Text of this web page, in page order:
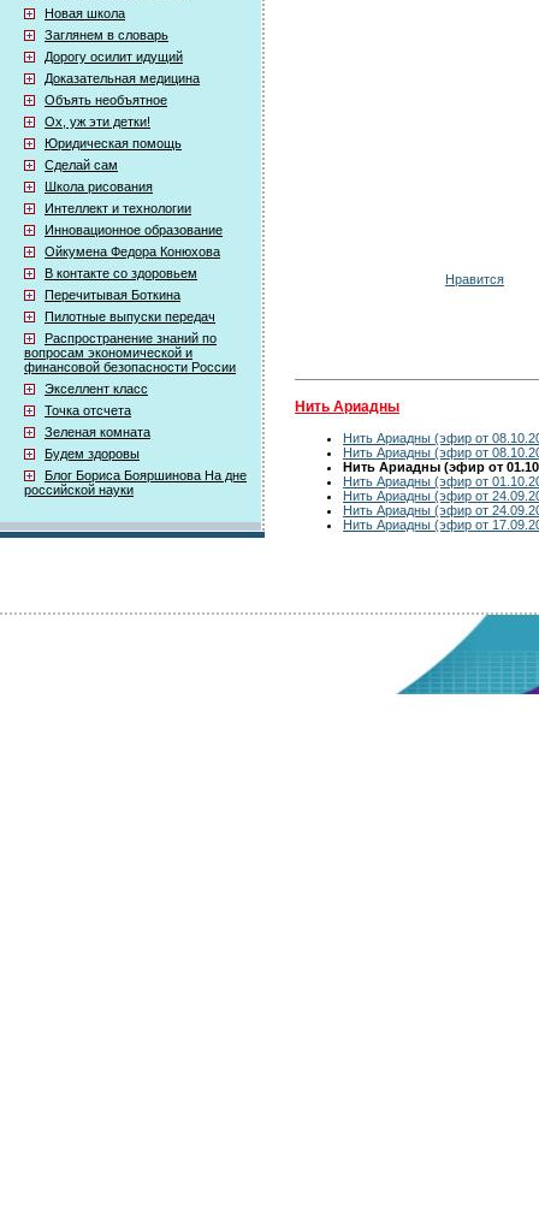
Новая школа
Заглянем в словарь
Дорогу осилит идущий
Доказательная медицина
Объять необъятное
Ох, уж эти детки!
Юридическая помощь
Сделай сам
Школа рисования
Интеллект и технологии
Инновационное образование
Ойкумена Федора Конюхова
В контакте со здоровьем
Перечитывая Боткина
Пилотные выпуски передач
Распространение знаний по
вопросам экономической и
финансовой безопасности России
Экселлент класс
Точка отсчета
Зеленая комната
Будем здоровы
Блог Бориса Бояршинова На дне
российской науки
Нравится
Нить Ариадны
Нить Ариадны (эфир от
Нить Ариадны (эфир от
Нить Ариадны (эфир от
Нить Ариадны (эфир от
Нить Ариадны (эфир от
Нить Ариадны (эфир от
Нить Ариадны (эфир от